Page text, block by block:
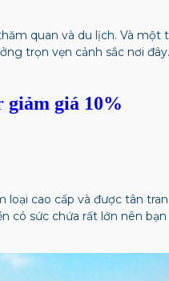
quan và du lịch. Và một
trọn vẹn cảnh sắc nơi
giảm giá 10%
loại cao cấp và được tân
có sức chứa rất lớn nên